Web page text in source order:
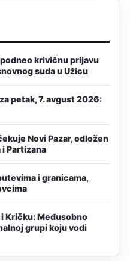
krivičnu prijavu
suda u Užicu
petak, 7. avgust 2026:
Novi Pazar, odložen
i Partizana
i granicama,
Kričku: Međusobno
grupi koju vodi